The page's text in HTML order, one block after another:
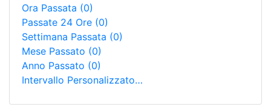
Ora Passata (0)
Passate 24 Ore (0)
Settimana Passata (0)
Mese Passato (0)
Anno Passato (0)
Intervallo Personalizzato…